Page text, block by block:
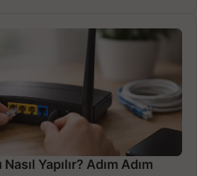
Yapılır? Adım Adım